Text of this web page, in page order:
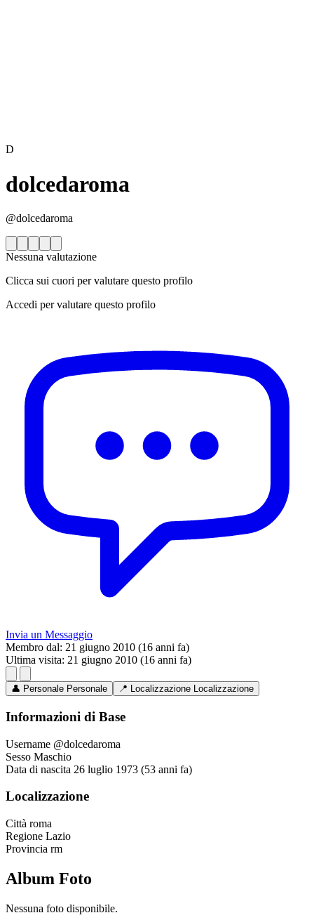
D
dolcedaroma
@dolcedaroma
Nessuna valutazione
Clicca sui cuori per valutare questo profilo
Accedi per valutare questo profilo
Invia un Messaggio
Membro dal: 21 giugno 2010 (16 anni fa)
Ultima visita: 21 giugno 2010 (16 anni fa)
👤 Personale Personale 📍 Localizzazione Localizzazione
Informazioni di Base
Username @dolcedaroma
Sesso Maschio
Data di nascita 26 luglio 1973 (53 anni fa)
Localizzazione
Città roma
Regione Lazio
Provincia rm
Album Foto
Nessuna foto disponibile.